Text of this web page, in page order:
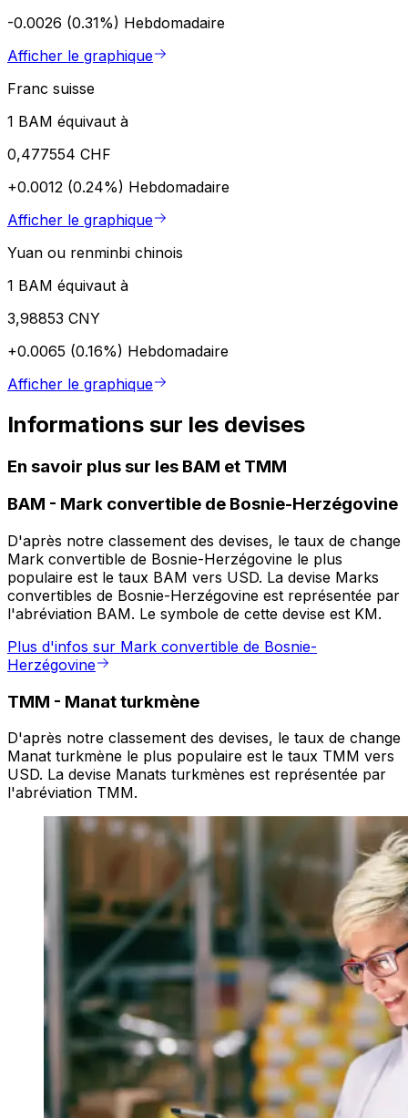
-0.0026 (0.31%) Hebdomadaire
Afficher le graphique
Franc suisse
1 BAM équivaut à
0,477554 CHF
+0.0012 (0.24%) Hebdomadaire
Afficher le graphique
Yuan ou renminbi chinois
1 BAM équivaut à
3,98853 CNY
+0.0065 (0.16%) Hebdomadaire
Afficher le graphique
Informations sur les devises
En savoir plus sur les BAM et TMM
BAM - Mark convertible de Bosnie-Herzégovine
D'après notre classement des devises, le taux de change
Mark convertible de Bosnie-Herzégovine le plus
populaire est le taux BAM vers USD. La devise Marks
convertibles de Bosnie-Herzégovine est représentée par
l'abréviation BAM. Le symbole de cette devise est KM.
Plus d'infos sur Mark convertible de Bosnie-
Herzégovine
TMM - Manat turkmène
D'après notre classement des devises, le taux de change
Manat turkmène le plus populaire est le taux TMM vers
USD. La devise Manats turkmènes est représentée par
l'abréviation TMM.